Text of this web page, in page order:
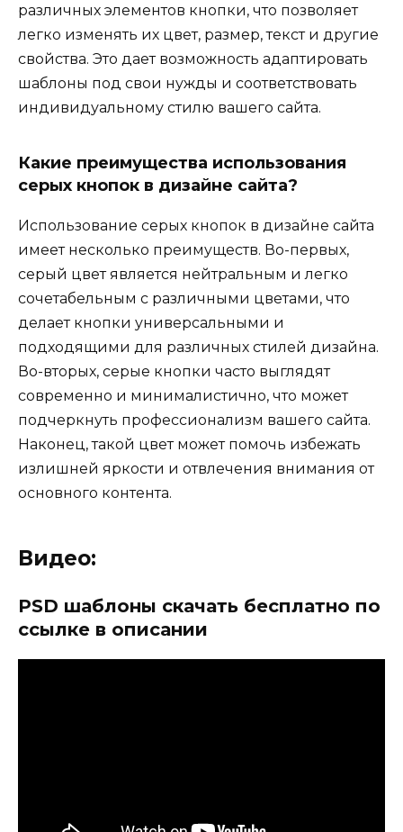
различных элементов кнопки, что позволяет
легко изменять их цвет, размер, текст и другие
свойства. Это дает возможность адаптировать
шаблоны под свои нужды и соответствовать
индивидуальному стилю вашего сайта.
Какие преимущества использования
серых кнопок в дизайне сайта?
Использование серых кнопок в дизайне сайта
имеет несколько преимуществ. Во-первых,
серый цвет является нейтральным и легко
сочетабельным с различными цветами, что
делает кнопки универсальными и
подходящими для различных стилей дизайна.
Во-вторых, серые кнопки часто выглядят
современно и минималистично, что может
подчеркнуть профессионализм вашего сайта.
Наконец, такой цвет может помочь избежать
излишней яркости и отвлечения внимания от
основного контента.
Видео:
PSD шаблоны скачать бесплатно по
ссылке в описании